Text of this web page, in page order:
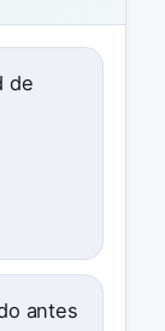
de
antes